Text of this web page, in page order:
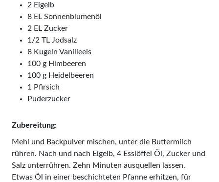
2 Eigelb
8 EL Sonnenblumenöl
2 EL Zucker
1/2 TL Jodsalz
8 Kugeln Vanilleeis
100 g Himbeeren
100 g Heidelbeeren
1 Pfirsich
Puderzucker
Zubereitung:
Mehl und Backpulver mischen, unter die Buttermilch
rühren. Nach und nach Eigelb, 4 Esslöffel Öl, Zucker und
Salz unterrühren. Zehn Minuten ausquellen lassen.
Etwas Öl in einer beschichteten Pfanne erhitzen, für